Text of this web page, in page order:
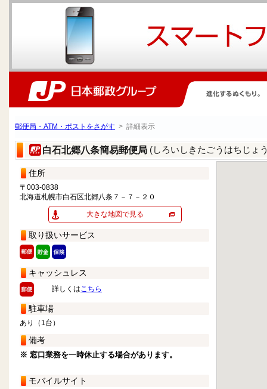
郵便局・ATM・ポストをさがす > 詳細表示
白石北郷八条簡易郵便局 (しろいしきたごうはちじょ
住所
〒003-0838
北海道札幌市白石区北郷八条７－７－２０
大きな地図で見る
取り扱いサービス
キャッシュレス
詳しくはこちら
駐車場
あり（1台）
備考
※ 窓口業務を一時休止する場合があります。
モバイルサイト